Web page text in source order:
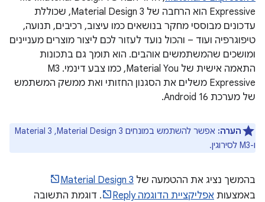
Expressive הוא הרחבה של Material Design 3, שכוללת
עדכונים מבוססי מחקר בנושאים כמו עיצוב, רכיבים, תנועה,
טיפוגרפיה ועוד – והכול נועד לעזור לכם ליצור מוצרים מעניינים
ומושכים שהמשתמשים אוהבים. הוא תומך גם בתכונות
התאמה אישית של Material You, כמו צבע דינמי. ‫M3
Expressive משלים את הסגנון החזותי ואת ממשק המשתמש
של מערכת Android 16.
הערה:
אפשר להשתמש במונחים Material Design 3,‏ Material 3
ו-M3 לסירוגין.
בהמשך נציג את ההטמעה של Material Design 3
באמצעות אפליקציית הדוגמה Reply
. דוגמת התשובה